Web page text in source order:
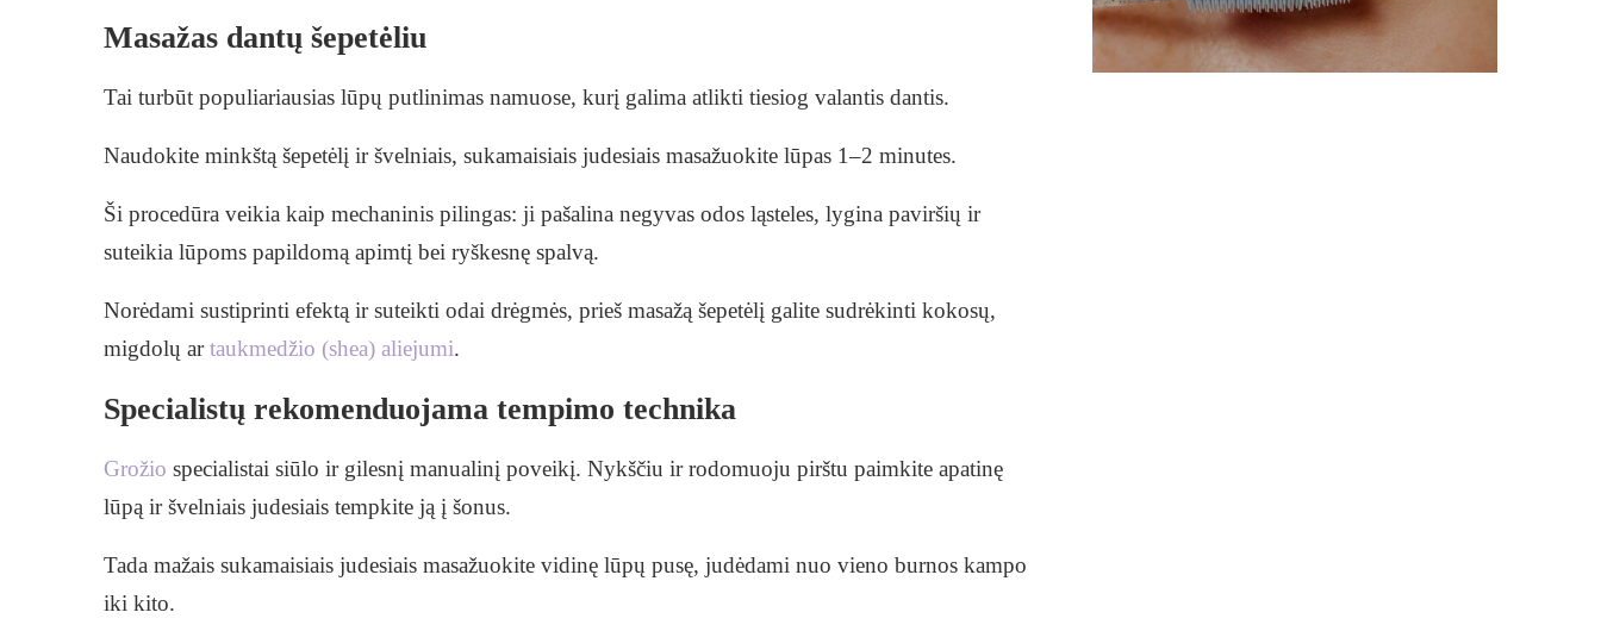
Masažas dantų šepetėliu
Tai turbūt populiariausias lūpų putlinimas namuose, kurį galima atlikti tiesiog valantis dantis.
Naudokite minkštą šepetėlį ir švelniais, sukamaisiais judesiais masažuokite lūpas 1–2 minutes.
Ši procedūra veikia kaip mechaninis pilingas: ji pašalina negyvas odos ląsteles, lygina paviršių ir
suteikia lūpoms papildomą apimtį bei ryškesnę spalvą.
Norėdami sustiprinti efektą ir suteikti odai drėgmės, prieš masažą šepetėlį galite sudrėkinti kokosų,
migdolų artaukmedžio (shea) aliejumi.
Specialistų rekomenduojama tempimo technika
Grožio specialistai siūlo ir gilesnį manualinį poveikį. Nykščiu ir rodomuoju pirštu paimkite apatinę
lūpą ir švelniais judesiais tempkite ją į šonus.
Tada mažais sukamaisiais judesiais masažuokite vidinę lūpų pusę, judėdami nuo vieno burnos kampo
iki kito.